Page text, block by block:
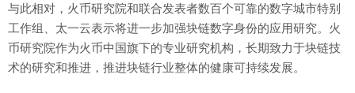
与此相对，火币研究院和联合发表者数百个可靠的数字城市特别
工作组、太一云表示将进一步加强块链数字身份的应用研究。火
币研究院作为火币中国旗下的专业研究机构，长期致力于块链技
术的研究和推进，推进块链行业整体的健康可持续发展。